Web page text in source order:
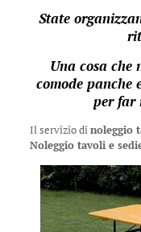
State
Una cosa che
comode panche
per far
Il servizio dinoleggio
Noleggio tavoli e